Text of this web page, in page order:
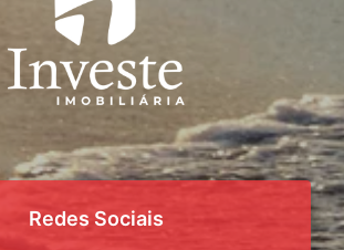
Redes Sociais